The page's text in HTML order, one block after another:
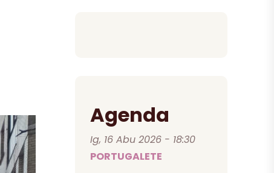
Agenda
Ig, 16 Abu 2026 - 18:30
PORTUGALETE